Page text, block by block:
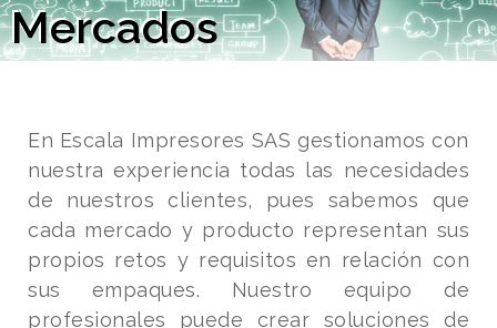
Mercados
En Escala Impresores SAS gestionamos con
nuestra experiencia todas las necesidades
de nuestros clientes, pues sabemos que
cada mercado y producto representan sus
propios retos y requisitos en relación con
sus empaques. Nuestro equipo de
profesionales puede crear soluciones de